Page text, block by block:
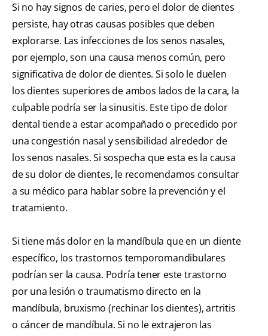
Si no hay signos de caries, pero el dolor de dientes
persiste, hay otras causas posibles que deben
explorarse. Las infecciones de los senos nasales,
por ejemplo, son una causa menos común, pero
significativa de dolor de dientes. Si solo le duelen
los dientes superiores de ambos lados de la cara, la
culpable podría ser la sinusitis. Este tipo de dolor
dental tiende a estar acompañado o precedido por
una congestión nasal y sensibilidad alrededor de
los senos nasales. Si sospecha que esta es la causa
de su dolor de dientes, le recomendamos consultar
a su médico para hablar sobre la prevención y el
tratamiento.
Si tiene más dolor en la mandíbula que en un diente
específico, los trastornos temporomandibulares
podrían ser la causa. Podría tener este trastorno
por una lesión o traumatismo directo en la
mandíbula, bruxismo (rechinar los dientes), artritis
o cáncer de mandíbula. Si no le extrajeron las